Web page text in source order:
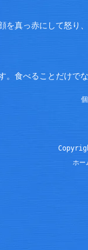
を真っ赤にして怒り
。食べることだけ
ホー